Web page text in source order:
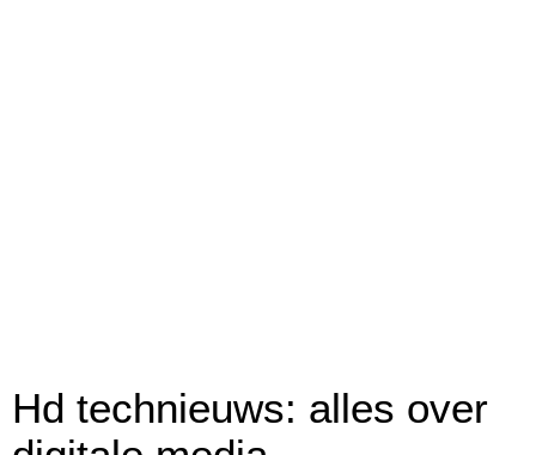
Hd technieuws: alles over